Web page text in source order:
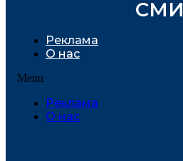
СМИ
Реклама
О нас
Menu
Реклама
О нас